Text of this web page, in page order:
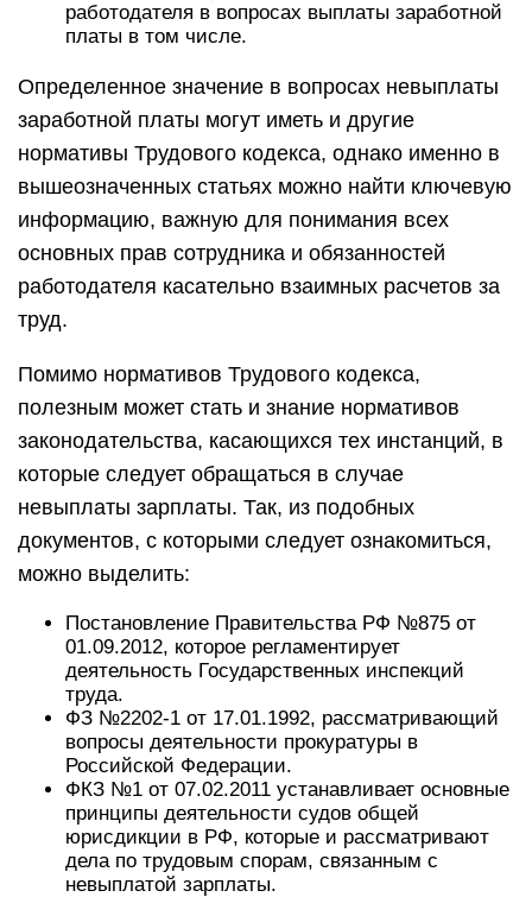
работодателя в вопросах выплаты заработной
платы в том числе.
Определенное значение в вопросах невыплаты
заработной платы могут иметь и другие
нормативы Трудового кодекса, однако именно в
вышеозначенных статьях можно найти ключевую
информацию, важную для понимания всех
основных прав сотрудника и обязанностей
работодателя касательно взаимных расчетов за
труд.
Помимо нормативов Трудового кодекса,
полезным может стать и знание нормативов
законодательства, касающихся тех инстанций, в
которые следует обращаться в случае
невыплаты зарплаты. Так, из подобных
документов, с которыми следует ознакомиться,
можно выделить:
Постановление Правительства РФ №875 от
01.09.2012, которое регламентирует
деятельность Государственных инспекций
труда.
ФЗ №2202-1 от 17.01.1992, рассматривающий
вопросы деятельности прокуратуры в
Российской Федерации.
ФКЗ №1 от 07.02.2011 устанавливает основные
принципы деятельности судов общей
юрисдикции в РФ, которые и рассматривают
дела по трудовым спорам, связанным с
невыплатой зарплаты.